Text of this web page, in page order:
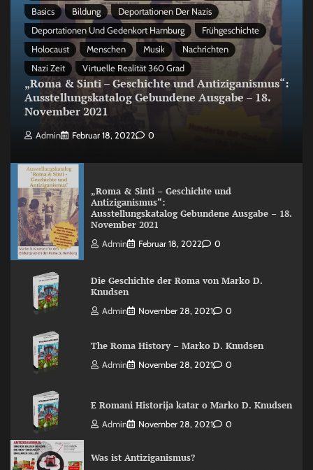
Basics Bildung
Deportationen Der Nazis
Deportationen Und Gedenkort Hamburg
Frühgeschichte
Holocaust
Menschen Musik
Nachrichten
Nazi Zeit
Virtuelle Realität 360 Grad
„Roma & Sinti – Geschichte und Antiziganismus“:
Ausstellungskatalog Gebundene Ausgabe – 18.
November 2021
Admin Februar 18, 2022 0
„Roma & Sinti – Geschichte und
Antiziganismus“:
Ausstellungskatalog Gebundene Ausgabe – 18.
November 2021
Admin Februar 18, 2022 0
Die Geschichte der Roma von Marko D.
Knudsen
Admin November 28, 2021 0
The Roma History – Marko D. Knudsen
Admin November 28, 2021 0
E Romani Historija katar o Marko D. Knudsen
Admin November 28, 2021 0
Was ist Antiziganismus?